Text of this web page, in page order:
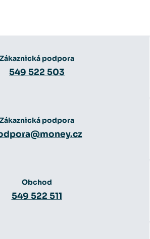
Zákaznická podpora
549 522 503
Zákaznická podpora
Obchod
549 522 511